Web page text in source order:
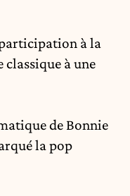
à la
à une
de Bonnie
la pop